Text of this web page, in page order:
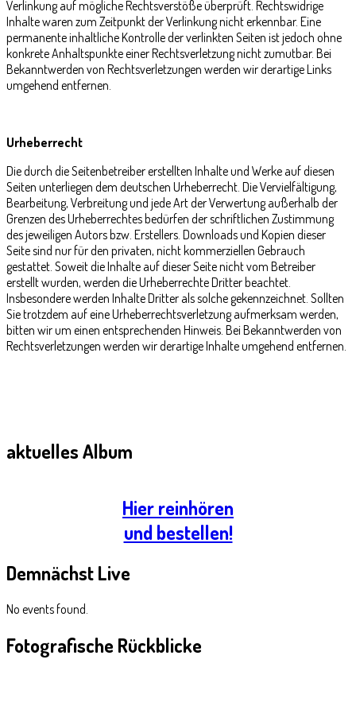
Verlinkung auf mögliche Rechtsverstöße überprüft. Rechtswidrige
Inhalte waren zum Zeitpunkt der Verlinkung nicht erkennbar. Eine
permanente inhaltliche Kontrolle der verlinkten Seiten ist jedoch ohne
konkrete Anhaltspunkte einer Rechtsverletzung nicht zumutbar. Bei
Bekanntwerden von Rechtsverletzungen werden wir derartige Links
umgehend entfernen.
Urheberrecht
Die durch die Seitenbetreiber erstellten Inhalte und Werke auf diesen
Seiten unterliegen dem deutschen Urheberrecht. Die Vervielfältigung,
Bearbeitung, Verbreitung und jede Art der Verwertung außerhalb der
Grenzen des Urheberrechtes bedürfen der schriftlichen Zustimmung
des jeweiligen Autors bzw. Erstellers. Downloads und Kopien dieser
Seite sind nur für den privaten, nicht kommerziellen Gebrauch
gestattet. Soweit die Inhalte auf dieser Seite nicht vom Betreiber
erstellt wurden, werden die Urheberrechte Dritter beachtet.
Insbesondere werden Inhalte Dritter als solche gekennzeichnet. Sollten
Sie trotzdem auf eine Urheberrechtsverletzung aufmerksam werden,
bitten wir um einen entsprechenden Hinweis. Bei Bekanntwerden von
Rechtsverletzungen werden wir derartige Inhalte umgehend entfernen.
aktuellesAlbum
Hier reinhören
und bestellen!
DemnächstLive
No events found.
Fotografische Rückblicke